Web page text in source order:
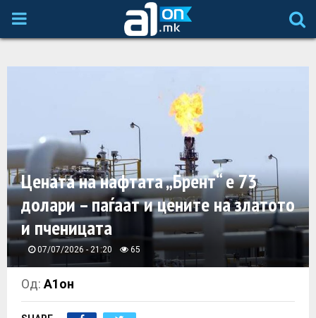
P
A
R
Y
M
Цената на нафтата „Брент“ е 73
долари – паѓаат и цените на златото
и пченицата
07/07/2026 - 21:20 65
Од:А1он